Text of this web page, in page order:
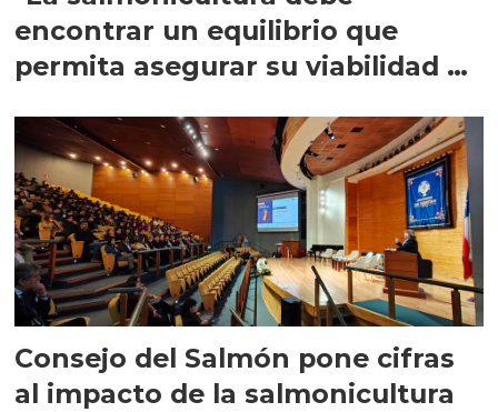
encontrar un equilibrio que
permita asegurar su viabilidad de
Consejo del Salmón pone cifras
al impacto de la salmonicultura